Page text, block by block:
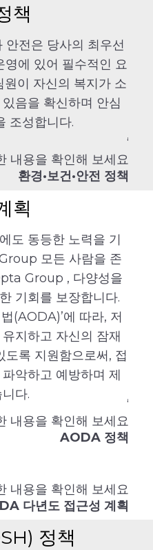
책
안전은 당사의 최우선
영에 있어 필수적인 요
원이 자신의 복지가 소
음을 확신하며 안심
조성합니다.
‘
내용을 확인해 보세요
환경·보건·안전 정책
획
도 동등한 노력을 기
모든 사람을 존
Group , 다양성을
기회를 보장합니다.
(AODA)’에 따라, 저
지하고 자신의 잠재
도록 지원함으로써, 접
악하고 예방하며 제
다.
‘
내용을 확인해 보세요
AODA 정책
내용을 확인해 보세요
다년도 접근성 계획
정책